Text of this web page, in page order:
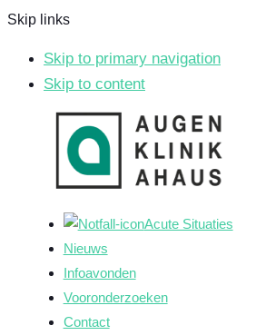
Skip links
Skip to primary navigation
Skip to content
Acute Situaties
Nieuws
Infoavonden
Vooronderzoeken
Contact